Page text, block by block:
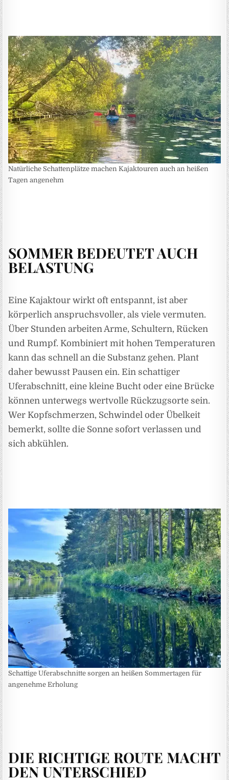
Natürliche Schattenplätze machen Kajaktouren auch an heißen
Tagen angenehm
SOMMER BEDEUTET AUCH
BELASTUNG
Eine Kajaktour wirkt oft entspannt, ist aber
körperlich anspruchsvoller, als viele vermuten.
Über Stunden arbeiten Arme, Schultern, Rücken
und Rumpf. Kombiniert mit hohen Temperaturen
kann das schnell an die Substanz gehen. Plant
daher bewusst Pausen ein. Ein schattiger
Uferabschnitt, eine kleine Bucht oder eine Brücke
können unterwegs wertvolle Rückzugsorte sein.
Wer Kopfschmerzen, Schwindel oder Übelkeit
bemerkt, sollte die Sonne sofort verlassen und
sich abkühlen.
Schattige Uferabschnitte sorgen an heißen Sommertagen für
angenehme Erholung
DIE RICHTIGE ROUTE MACHT
DEN UNTERSCHIED